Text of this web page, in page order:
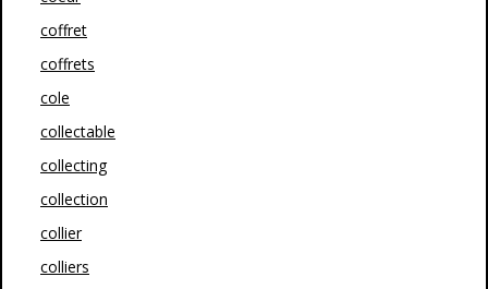
coffret
coffrets
cole
collectable
collecting
collection
collier
colliers